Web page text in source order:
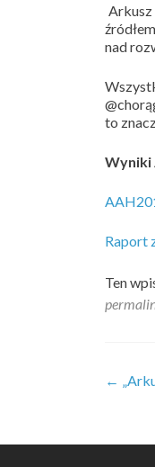
Arkusz
nad
to
Wyniki
Raport
Ten
←